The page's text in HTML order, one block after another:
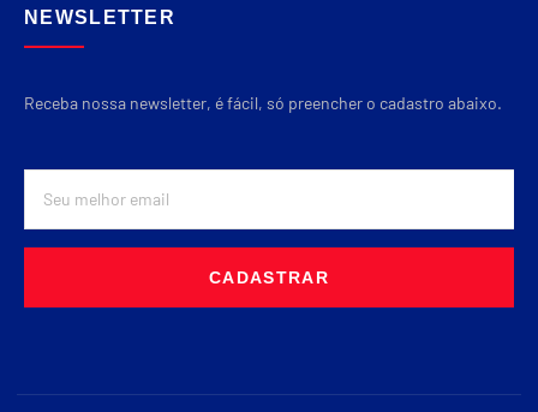
NEWSLETTER
Receba nossa newsletter, é fácil, só preencher o cadastro abaixo.
CADASTRAR